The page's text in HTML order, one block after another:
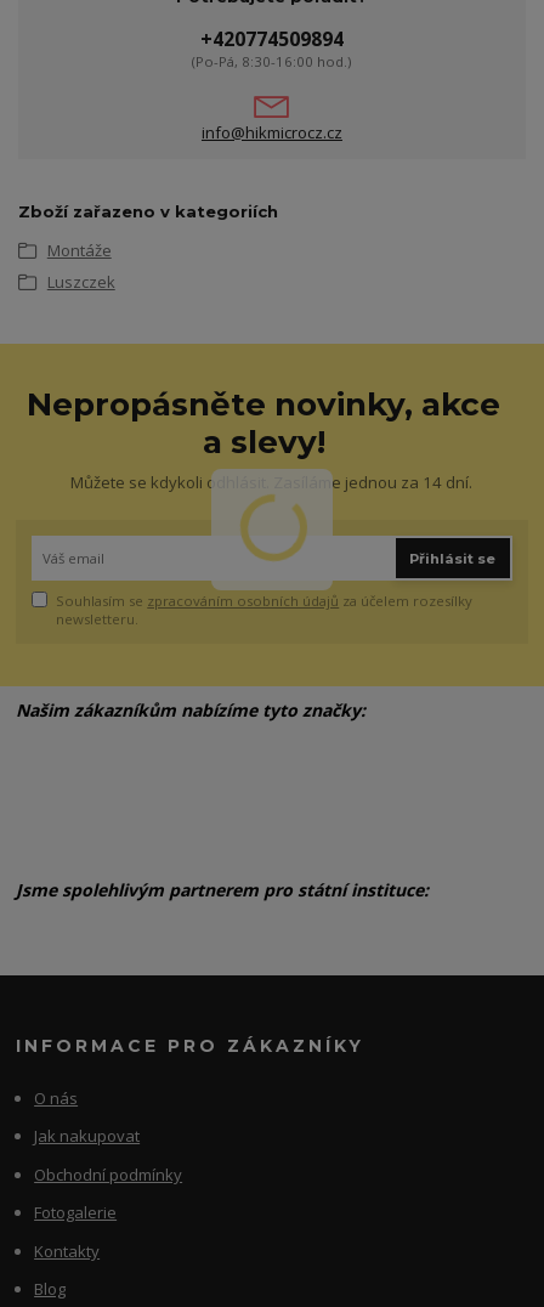
+420774509894
(Po-Pá, 8:30-16:00 hod.)
info@hikmicrocz.cz
Zboží zařazeno v kategoriích
Montáže
Luszczek
Nepropásněte novinky, akce
a slevy!
Můžete se kdykoli odhlásit. Zasíláme jednou za 14 dní.
Přihlásit se
Souhlasím se zpracováním osobních údajů za účelem rozesílky
newsletteru.
Našim zákazníkům nabízíme tyto značky:
Jsme spolehlivým partnerem pro státní instituce:
INFORMACE PRO ZÁKAZNÍKY
O nás
Jak nakupovat
Obchodní podmínky
Fotogalerie
Kontakty
Blog